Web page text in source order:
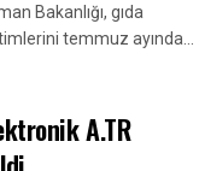
Bakanlığı, gıda
temmuz ayında...
A.TR